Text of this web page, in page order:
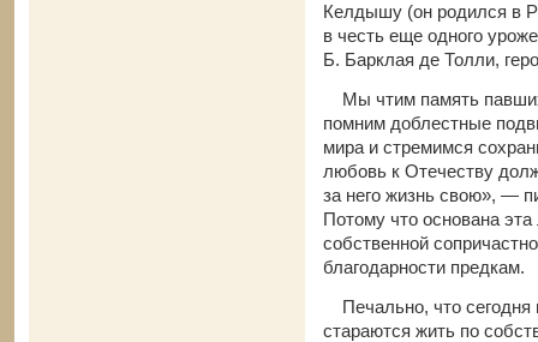
Келдышу (он родился в
в честь еще одного
Б. Барклая де Толли,
Мы чтим память
помним доблестные
мира и стремимся
любовь к Отечеству
за него жизнь свою», —
Потому что основана
собственной
благодарности предкам.
Печально, что
стараются жить по